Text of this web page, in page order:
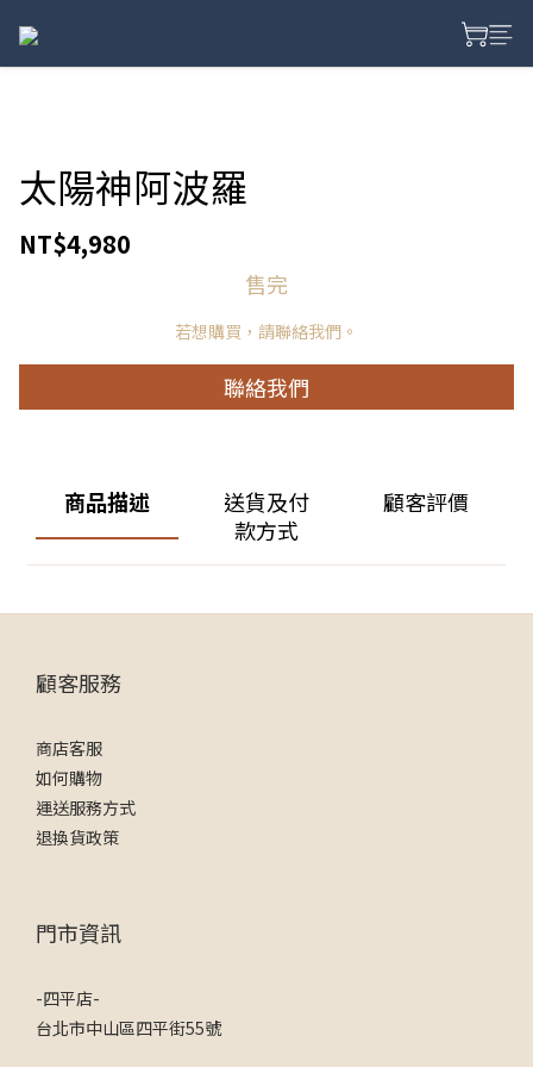
太陽神阿波羅
NT$4,980
售完
若想購買，請聯絡我們。
聯絡我們
商品描述
送貨及付
款方式
顧客評價
顧客服務
商店客服
如何購物
運送服務方式
退換貨政策
門市資訊
-四平店-
台北市中山區四平街55號